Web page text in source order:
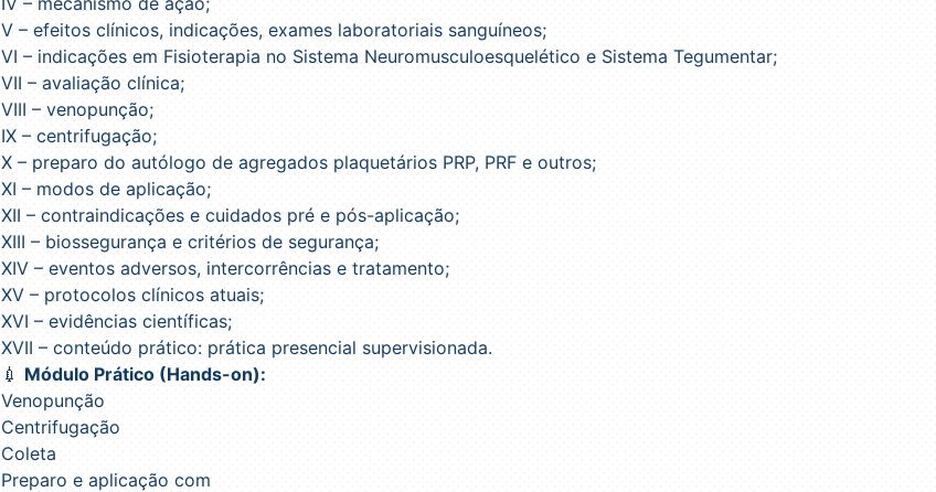
V – efeitos clínicos, indicações, exames laboratoriais sanguíneos;
VI – indicações em Fisioterapia no Sistema Neuromusculoesquelético e Sistema Tegumentar;
VII – avaliação clínica;
VIII – venopunção;
IX – centrifugação;
X – preparo do autólogo de agregados plaquetários PRP, PRF e outros;
XI – modos de aplicação;
XII – contraindicações e cuidados pré e pós-aplicação;
XIII – biossegurança e critérios de segurança;
XIV – eventos adversos, intercorrências e tratamento;
XV – protocolos clínicos atuais;
XVI – evidências científicas;
XVII – conteúdo prático: prática presencial supervisionada.
💉 Módulo Prático (Hands-on):
Venopunção
Centrifugação
Coleta
Preparo e aplicação com